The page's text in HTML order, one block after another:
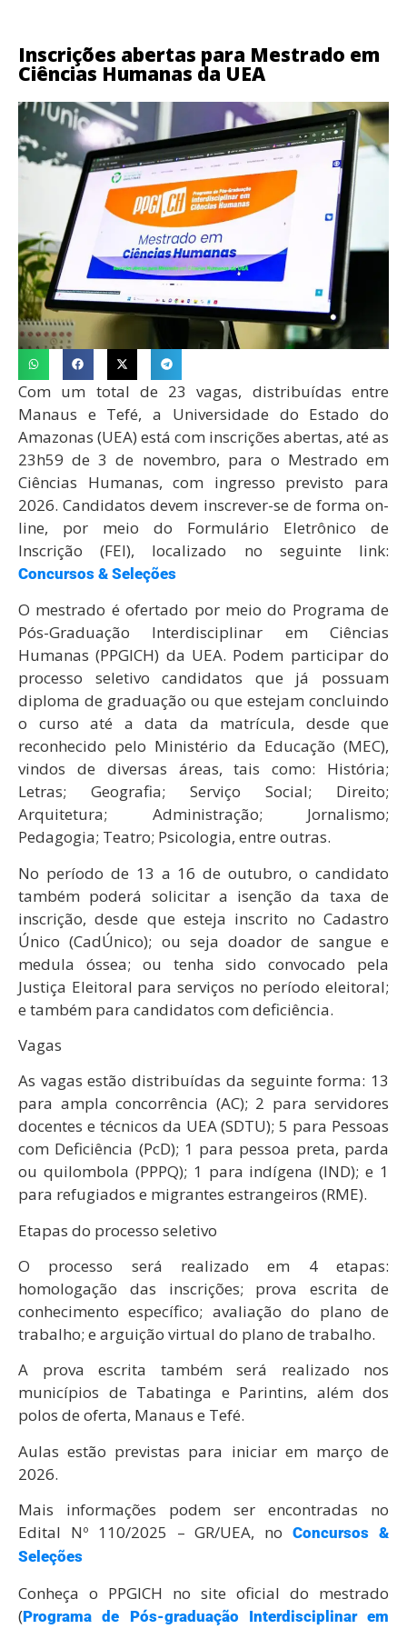
Inscrições abertas para Mestrado em
Ciências Humanas da UEA
Com um total de 23 vagas, distribuídas entre
Manaus e Tefé, a Universidade do Estado do
Amazonas (UEA) está com inscrições abertas, até as
23h59 de 3 de novembro, para o Mestrado em
Ciências Humanas, com ingresso previsto para
2026. Candidatos devem inscrever-se de forma on-
line, por meio do Formulário Eletrônico de
Inscrição (FEI), localizado no seguinte link:
Concursos & Seleções
O mestrado é ofertado por meio do Programa de
Pós-Graduação Interdisciplinar em Ciências
Humanas (PPGICH) da UEA. Podem participar do
processo seletivo candidatos que já possuam
diploma de graduação ou que estejam concluindo
o curso até a data da matrícula, desde que
reconhecido pelo Ministério da Educação (MEC),
vindos de diversas áreas, tais como: História;
Letras; Geografia; Serviço Social; Direito;
Arquitetura; Administração; Jornalismo;
Pedagogia; Teatro; Psicologia, entre outras.
No período de 13 a 16 de outubro, o candidato
também poderá solicitar a isenção da taxa de
inscrição, desde que esteja inscrito no Cadastro
Único (CadÚnico); ou seja doador de sangue e
medula óssea; ou tenha sido convocado pela
Justiça Eleitoral para serviços no período eleitoral;
e também para candidatos com deficiência.
Vagas
As vagas estão distribuídas da seguinte forma: 13
para ampla concorrência (AC); 2 para servidores
docentes e técnicos da UEA (SDTU); 5 para Pessoas
com Deficiência (PcD); 1 para pessoa preta, parda
ou quilombola (PPPQ); 1 para indígena (IND); e 1
para refugiados e migrantes estrangeiros (RME).
Etapas do processo seletivo
O processo será realizado em 4 etapas:
homologação das inscrições; prova escrita de
conhecimento específico; avaliação do plano de
trabalho; e arguição virtual do plano de trabalho.
A prova escrita também será realizado nos
municípios de Tabatinga e Parintins, além dos
polos de oferta, Manaus e Tefé.
Aulas estão previstas para iniciar em março de
2026.
Mais informações podem ser encontradas no
Edital Nº 110/2025 – GR/UEA, noConcursos &
Seleções
Conheça o PPGICH no site oficial do mestrado
(Programa de Pós-graduação Interdisciplinar em